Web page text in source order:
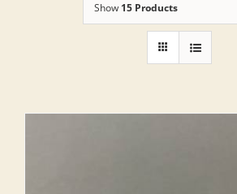
Show 15 Products